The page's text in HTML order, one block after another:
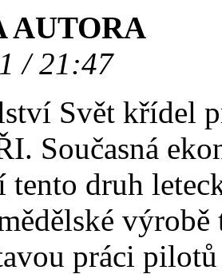
AUTORA
/ 21:47
Svět křídel
Současná
druh
práci